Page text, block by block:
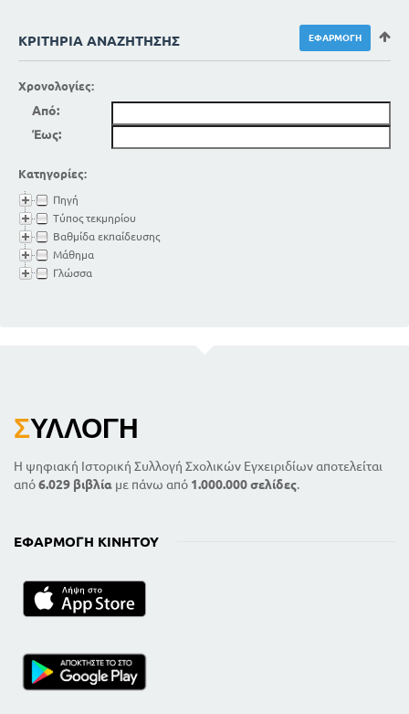
ΚΡΙΤΉΡΙΑ ΑΝΑΖΉΤΗΣΗΣ
Χρονολογίες:
Από:
Έως:
Κατηγορίες:
Πηγή
Τύπος τεκμηρίου
Βαθμίδα εκπαίδευσης
Μάθημα
Γλώσσα
ΣΥΛΛΟΓΉ
Η ψηφιακή Ιστορική Συλλογή Σχολικών Εγχειριδίων αποτελείται
από6.029 βιβλία με πάνω από 1.000.000 σελίδες.
ΕΦΑΡΜΟΓΉ ΚΙΝΗΤΟΎ